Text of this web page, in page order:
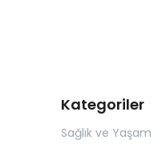
Kategoriler
Sağlık ve Yaşam